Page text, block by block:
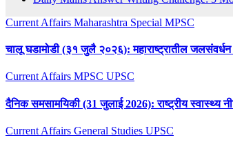
Current Affairs Maharashtra Special MPSC
चालू घडामोडी (३१ जुलै २०२६): महाराष्ट्रातील
Current Affairs MPSC UPSC
दैनिक समसामयिकी (31 जुलाई 2026): राष्ट्रीय स्वास्थ्य
Current Affairs General Studies UPSC